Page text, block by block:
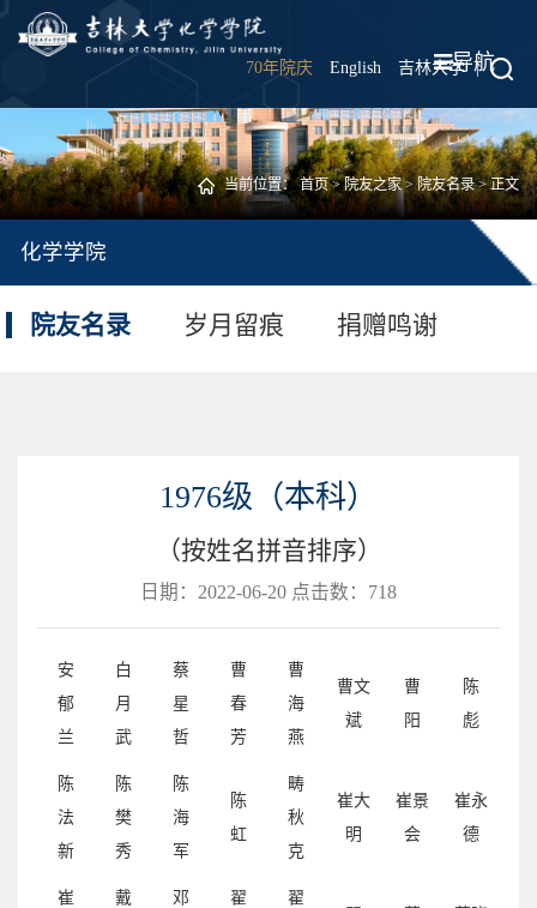
70年院庆 English 吉林大学 |
导航
当前位置：首页>院友之家>院友名录> 正文
化学学院
院友名录 岁月留痕 捐赠鸣谢
1976级（本科）
（按姓名拼音排序）
日期：2022-06-20 点击数： 718
安
郁
兰
白
月
武
蔡
星
哲
曹
春
芳
曹
海
燕
曹文
斌
曹
阳
陈
彪
陈
法
新
陈
樊
秀
陈
海
军
陈
虹
畴
秋
克
崔大
明
崔景
会
崔永
德
崔
戴
邓
翟
翟